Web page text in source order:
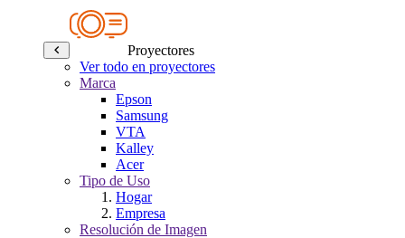
Proyectores
Ver todo en proyectores
Marca
Epson
Samsung
VTA
Kalley
Acer
Tipo de Uso
Hogar
Empresa
Resolución de Imagen